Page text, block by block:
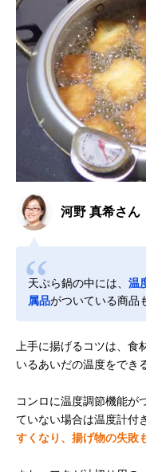
河野 真希さん
天ぷら鍋の中には、 温
属品がついている商品
上手に揚げるコツは、
いるあいだの温度をでき
コンロに温度調節機能が
ていない場合は温度計付
すくなり、揚げ物の失敗